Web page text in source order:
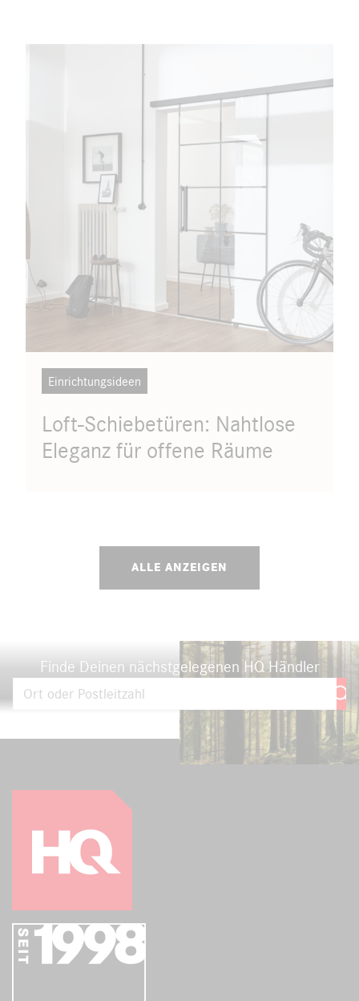
Einrichtungsideen
Loft-Schiebetüren: Nahtlose
Eleganz für offene Räume
ALLE ANZEIGEN
Finde Deinen nächstgelegenen HQ Händler
Mit Ort oder Postleitzahl einen HQ Händler in Deiner